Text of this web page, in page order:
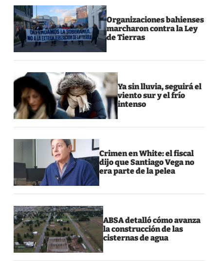
Organizaciones bahienses
marcharon contra la Ley
de Tierras
Ya sin lluvia, seguirá el
viento sur y el frío
intenso
Crimen en White: el fiscal
dijo que Santiago Vega no
era parte de la pelea
ABSA detalló cómo avanza
la construcción de las
cisternas de agua